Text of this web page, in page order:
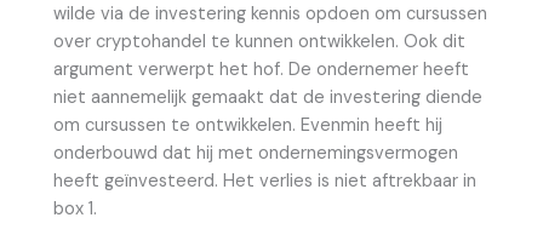
wilde via de investering kennis opdoen om cursussen
over cryptohandel te kunnen ontwikkelen. Ook dit
argument verwerpt het hof. De ondernemer heeft
niet aannemelijk gemaakt dat de investering diende
om cursussen te ontwikkelen. Evenmin heeft hij
onderbouwd dat hij met ondernemingsvermogen
heeft geïnvesteerd. Het verlies is niet aftrekbaar in
box 1.